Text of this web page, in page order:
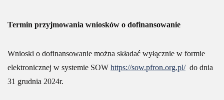
Termin przyjmowania wniosków o dofinansowanie
Wnioski o dofinansowanie można składać wyłącznie w formie
elektronicznej w systemie SOW https://sow.pfron.org.pl/do dnia
31 grudnia 2024r.